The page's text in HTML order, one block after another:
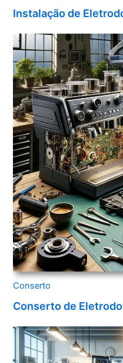
Instalação de
Conserto
Conserto de